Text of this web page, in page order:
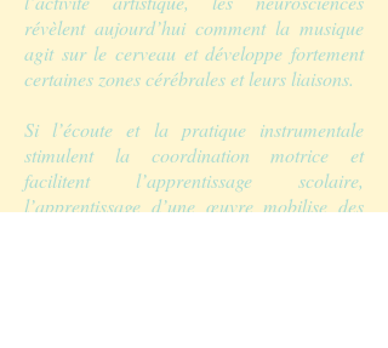
révèlent aujourd’hui comment la musique
agit sur le cerveau et développe fortement
certaines zones cérébrales et leurs liaisons.
Si l’écoute et la pratique instrumentale
stimulent la coordination motrice et
facilitent l’apprentissage scolaire,
l’apprentissage d’une œuvre mobilise des